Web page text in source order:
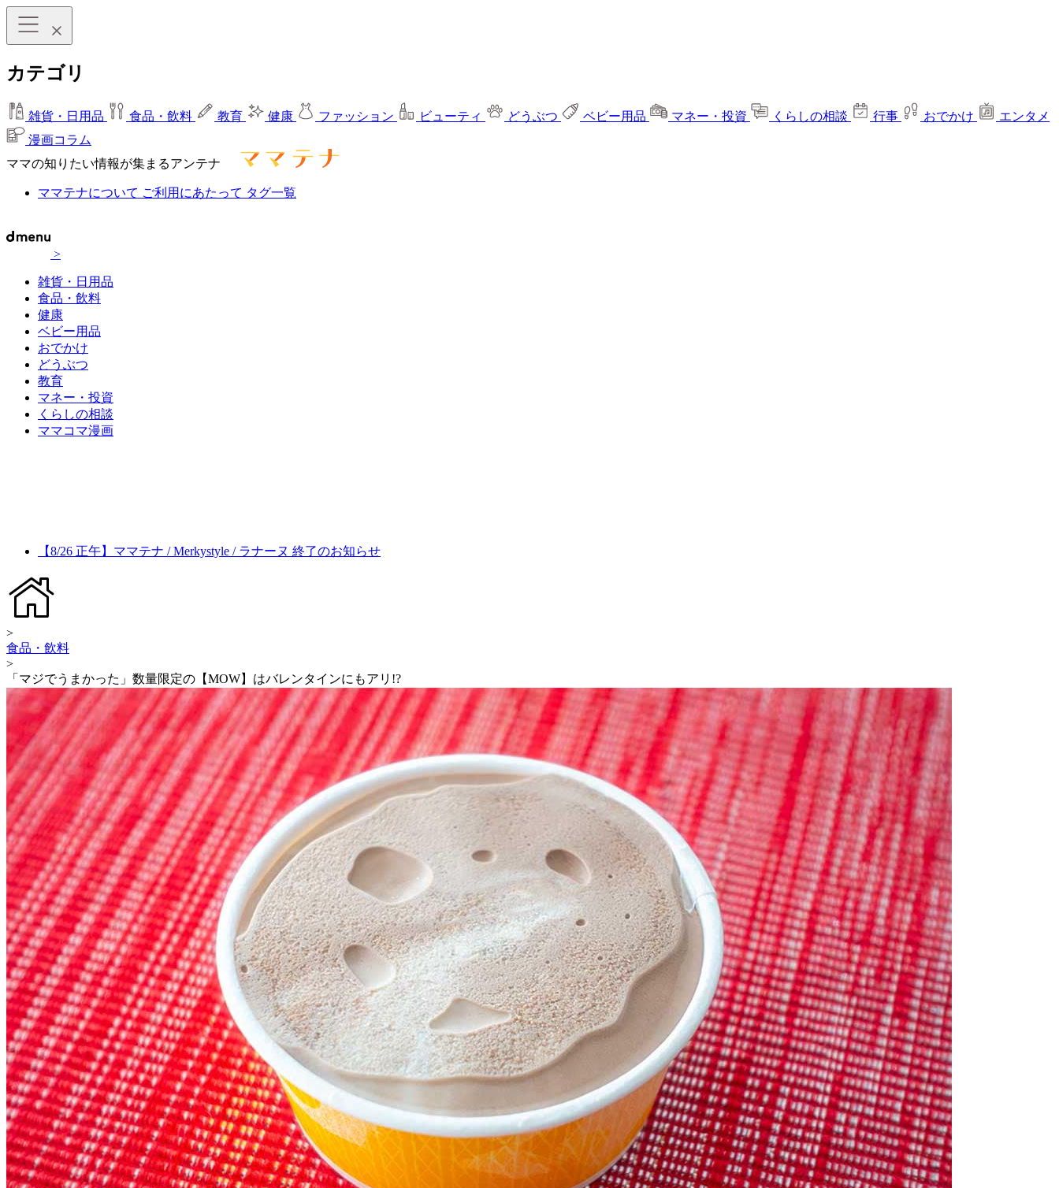
カテゴリ
雑貨・日用品 食品・飲料 教育 健康 ファッション ビューティ どうぶつ ベビー用品 マネー・投資 くらしの相談 行事 おでかけ
エンタメ
漫画コラム
ママの知りたい情報が集まるアンテナ
ママテナについて ご利用にあたって タグ一覧
>
雑貨・日用品
食品・飲料
健康
ベビー用品
おでかけ
どうぶつ
教育
マネー・投資
くらしの相談
ママコマ漫画
【8/26 正午】ママテナ / Merkystyle / ラナーヌ 終了のお知らせ
>
食品・飲料
>
「マジでうまかった」数量限定の【MOW】はバレンタインにもアリ!?